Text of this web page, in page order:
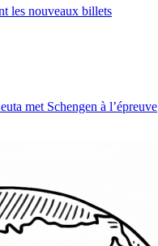
les nouveaux billets
met Schengen à l’épreuve